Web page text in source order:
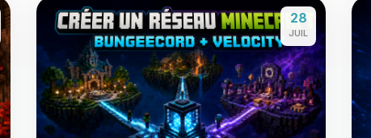
28
JUIL